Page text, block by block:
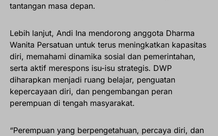
tantangan masa depan.
Lebih lanjut, Andi Ina mendorong anggota Dharma
Wanita Persatuan untuk terus meningkatkan kapasitas
diri, memahami dinamika sosial dan pemerintahan,
serta aktif merespons isu-isu strategis. DWP
diharapkan menjadi ruang belajar, penguatan
kepercayaan diri, dan pengembangan peran
perempuan di tengah masyarakat.
“Perempuan yang berpengetahuan, percaya diri, dan